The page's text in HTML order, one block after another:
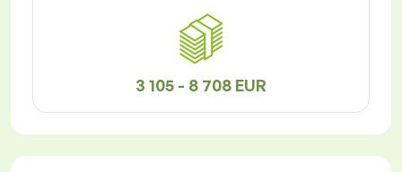
3 105 - 8 708 EUR